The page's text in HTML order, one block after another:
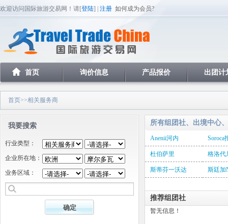
欢迎访问国际旅游交易网！请[登陆] | 注册 如何成为会员?
首页 询价信息 产品报价 出团计
首页>>相关服务商
我要搜索
行业类型：
企业所在地：
业务区域：
所有组团社、出境中心
Anenii河内 Soroca
杜伯萨里 格洛代
斯蒂芬一沃达 斯廷加
推荐组团社
暂无信息！